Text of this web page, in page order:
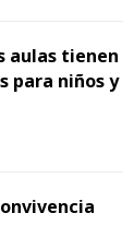
aulas tienen
para niños y